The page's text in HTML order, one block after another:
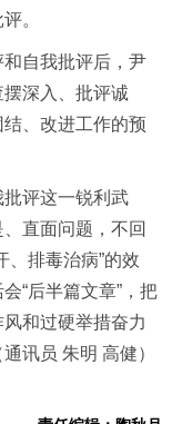
。
自我批评后，尹
深入、批评诚
、改进工作的预
评这一锐利武
直面问题，不回
、排毒治病”的效
“后半篇文章”，把
和过硬举措奋力
讯员 朱明 高健）